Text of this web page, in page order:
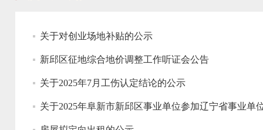
关于对创业场地补贴的公示
新邱区征地综合地价调整工作听证会公告
关于2025年7月工伤认定结论的公示
关于2025年阜新市新邱区事业单位参加辽宁省事业